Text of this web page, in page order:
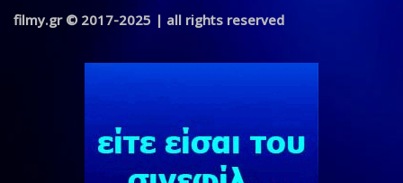
filmy.gr © 2017-2025 | all rights reserved